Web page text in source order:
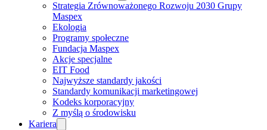
Strategia Zrównoważonego Rozwoju 2030 Grupy
Maspex
Ekologia
Programy społeczne
Fundacja Maspex
Akcje specjalne
EIT Food
Najwyższe standardy jakości
Standardy komunikacji marketingowej
Kodeks korporacyjny
Z myślą o środowisku
Kariera